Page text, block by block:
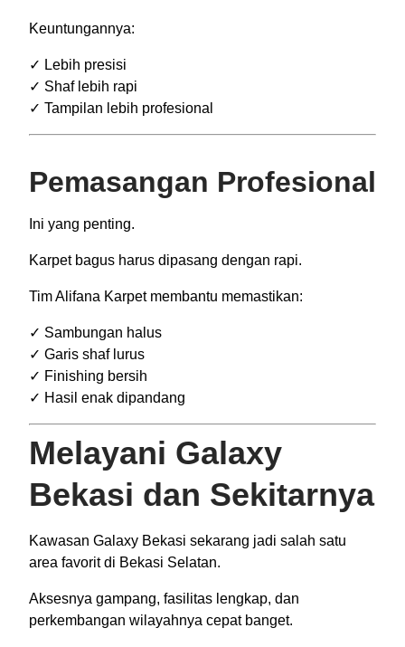
Keuntungannya:
✓ Lebih presisi
✓ Shaf lebih rapi
✓ Tampilan lebih profesional
Pemasangan Profesional
Ini yang penting.
Karpet bagus harus dipasang dengan rapi.
Tim Alifana Karpet membantu memastikan:
✓ Sambungan halus
✓ Garis shaf lurus
✓ Finishing bersih
✓ Hasil enak dipandang
Melayani Galaxy
Bekasi dan Sekitarnya
Kawasan Galaxy Bekasi sekarang jadi salah satu
area favorit di Bekasi Selatan.
Aksesnya gampang, fasilitas lengkap, dan
perkembangan wilayahnya cepat banget.